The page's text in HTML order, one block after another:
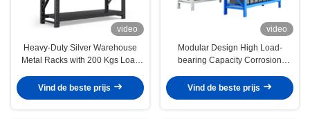
video
Heavy-Duty Silver Warehouse
Metal Racks with 200 Kgs Load
Efficient Storage
Vind de beste prijs
video
Modular Design High Load-
bearing Capacity Corrosion
Racks for Industrial Storage
Vind de beste prijs